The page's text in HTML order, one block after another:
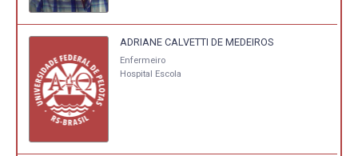
ADRIANE CALVETTI DE MEDEIROS
Enfermeiro
Hospital Escola